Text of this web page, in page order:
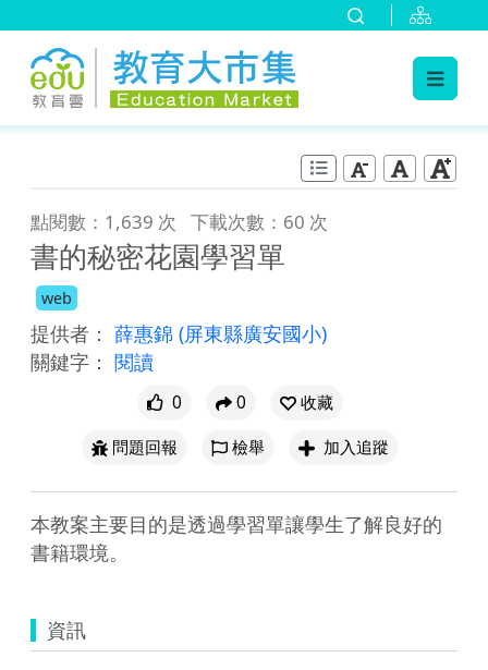
點閱數：1,639 次 下載次數：60 次
書的秘密花園學習單
web
提供者： 薛惠錦 (屏東縣廣安國小)
關鍵字： 閱讀
0 0
收藏
問題回報
檢舉 加入追蹤
本教案主要目的是透過學習單讓學生了解良好的
書籍環境。
資訊